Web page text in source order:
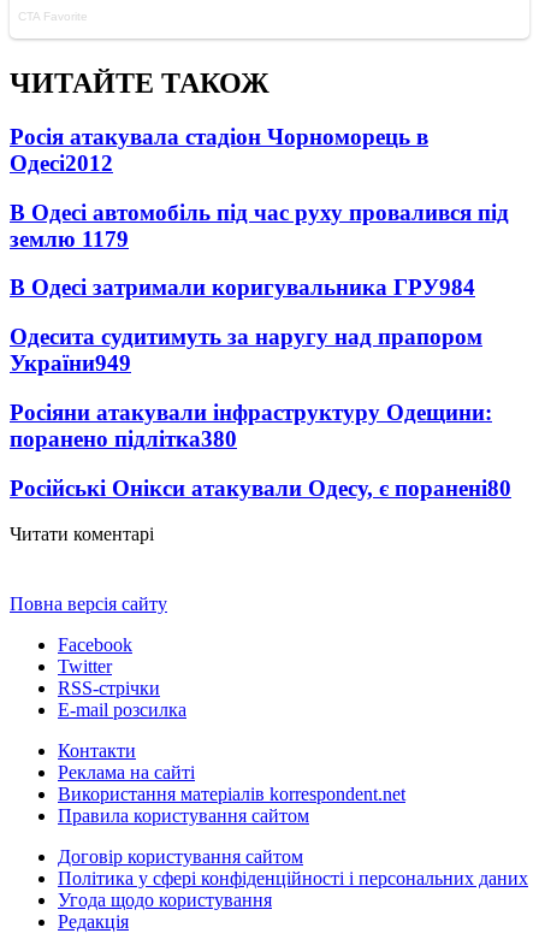
ЧИТАЙТЕ ТАКОЖ
Росія атакувала стадіон Чорноморець в
Одесі2012
В Одесі автомобіль під час руху провалився під
землю 1179
В Одесі затримали коригувальника ГРУ984
Одесита судитимуть за наругу над прапором
України949
Росіяни атакували інфраструктуру Одещини:
поранено підлітка380
Російські Онікси атакували Одесу, є поранені80
Читати коментарі
Повна версія сайту
Facebook
Twitter
RSS-стрічки
E-mail розсилка
Контакти
Реклама на сайті
Використання матеріалів korrespondent.net
Правила користування сайтом
Договір користування сайтом
Політика у сфері конфіденційності і персональних даних
Угода щодо користування
Редакція